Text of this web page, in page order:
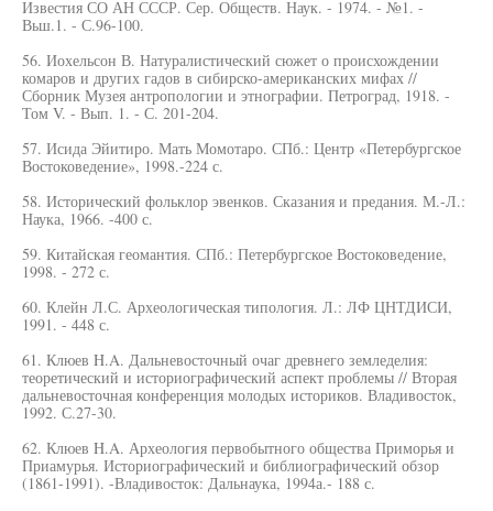
Известия СО АН СССР. Сер. Обществ. Наук. - 1974. - №1. -
Вьш.1. - С.96-100.
56. Иохельсон В. Натуралистический сюжет о происхождении
комаров и других гадов в сибирско-американских мифах //
Сборник Музея антропологии и этнографии. Петроград, 1918. -
Том V. - Вып. 1. - С. 201-204.
57. Исида Эйитиро. Мать Момотаро. СПб.: Центр «Петербургское
Востоковедение», 1998.-224 с.
58. Исторический фольклор эвенков. Сказания и предания. М.-Л.:
Наука, 1966. -400 с.
59. Китайская геомантия. СПб.: Петербургское Востоковедение,
1998. - 272 с.
60. Клейн Л.С. Археологическая типология. Л.: ЛФ ЦНТДИСИ,
1991. - 448 с.
61. Клюев H.A. Дальневосточный очаг древнего земледелия:
теоретический и историографический аспект проблемы // Вторая
дальневосточная конференция молодых историков. Владивосток,
1992. С.27-30.
62. Клюев H.A. Археология первобытного общества Приморья и
Приамурья. Историографический и библиографический обзор
(1861-1991). -Владивосток: Дальнаука, 1994а.- 188 с.